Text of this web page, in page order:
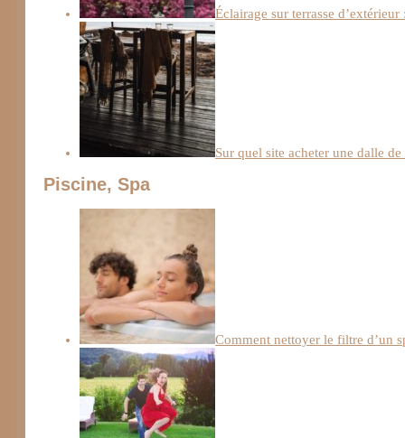
Éclairage sur terrasse
Sur quel site acheter une dalle de
Piscine, Spa
Comment nettoyer le filtre d’un